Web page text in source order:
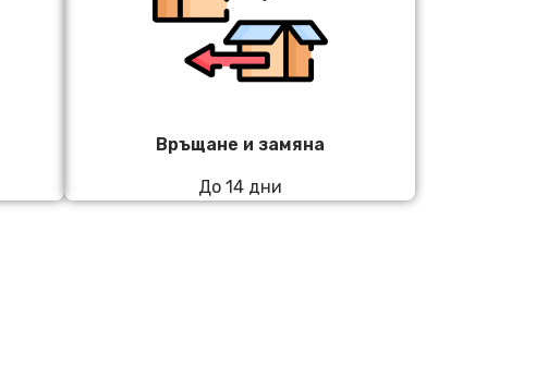
Връщане и замяна
До 14 дни